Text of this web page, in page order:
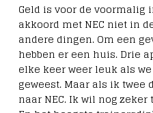
Geld is voor de voormalig
akkoord met NEC niet in
andere dingen. Om een
hebben er een huis. Drie
elke keer weer leuk als
geweest. Maar als ik
naar NEC. Ik wil nog